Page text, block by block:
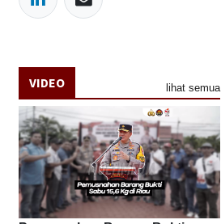
VIDEO lihat semua